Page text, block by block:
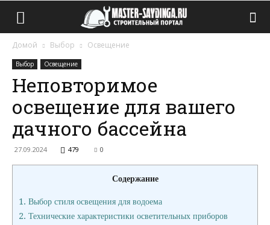
Домой Выбор Освещение
Выбор Освещение
Неповторимое
освещение для вашего
дачного бассейна
27.09.2024 479 0
Содержание
1. Выбор стиля освещения для водоема
2. Технические характеристики осветительных приборов